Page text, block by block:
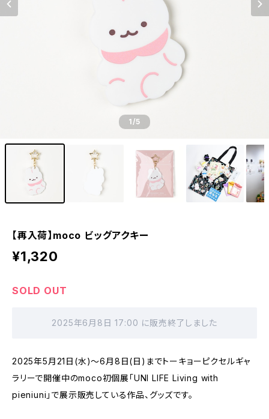
1/5
【再入荷】moco ビッグアクキー
¥1,320
SOLD OUT
2025年6月8日 17:00 に販売終了しました
2025年5月21日(水)〜6月8日(日)までトーキョーピクセルギャ
ラリーで開催中のmoco初個展「UNI LIFE Living with
pieniuni」で展示販売している作品、グッズです。